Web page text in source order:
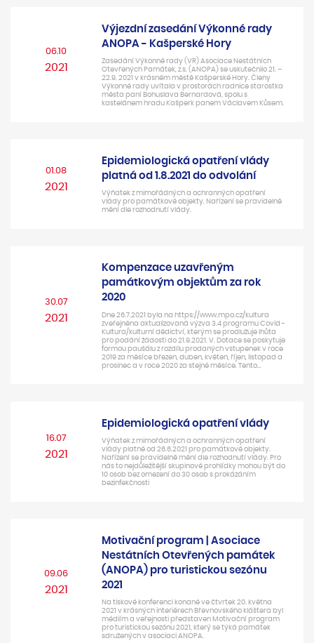
06.10
2021
Výjezdní zasedání Výkonné rady
ANOPA - Kašperské Hory
Zasedání Výkonné rady (VR) Asociace Nestátních
Otevřených Památek, z.s. (ANOPA) se uskutečnilo 21. –
22.9. 2021 v krásném městě Kašperské Hory. Členy
Výkonné rady uvítala v prostorách radnice starostka
města paní Bohuslava Bernardová, spolu s
kastelánem hradu Kašperk panem Václavem Kůsem.
01.08
2021
Epidemiologická opatření vlády
platná od 1.8.2021 do odvolání
Výňatek z mimořádných a ochranných opatření
vlády pro památkové objekty. Nařízení se pravidelně
mění dle rozhodnutí vlády.
30.07
2021
Kompenzace uzavřeným
památkovým objektům za rok
2020
Dne 26.7.2021 byla na https://www.mpo.cz/kultura
zveřejněna aktualizovaná výzva 3.4 programu Covid -
Kultura/kulturní dědictví, kterým se prodlužuje lhůta
pro podání žádosti do 21.9.2021. V. Dotace se poskytuje
formou paušálu z rozdílu prodaných vstupenek v roce
2019 za měsíce březen, duben, květen, říjen, listopad a
prosinec a v roce 2020 za stejné měsíce. Tento…
16.07
2021
Epidemiologická opatření vlády
Výňatek z mimořádných a ochranných opatření
vlády platné od 26.6.2021 pro památkové objekty.
Nařízení se pravidelně mění dle rozhodnutí vlády. Pro
nás to nejdůležitější skupinové prohlídky mohou být do
10 osob bez omezení do 30 osob s prokázáním
bezinfekčnosti
09.06
2021
Motivační program | Asociace
Nestátních Otevřených památek
(ANOPA) pro turistickou sezónu
2021
Na tiskové konferenci konané ve čtvrtek 20. května
2021 v krásných interiérech Břevnovského kláštera byl
médiím a veřejnosti představen Motivační program
pro turistickou sezónu 2021, který se týká památek
sdružených v asociaci ANOPA.